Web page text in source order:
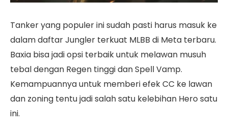
Tanker yang populer ini sudah pasti harus masuk ke
dalam daftar Jungler terkuat MLBB di Meta terbaru.
Baxia bisa jadi opsi terbaik untuk melawan musuh
tebal dengan Regen tinggi dan Spell Vamp.
Kemampuannya untuk memberi efek CC ke lawan
dan zoning tentu jadi salah satu kelebihan Hero satu
ini.